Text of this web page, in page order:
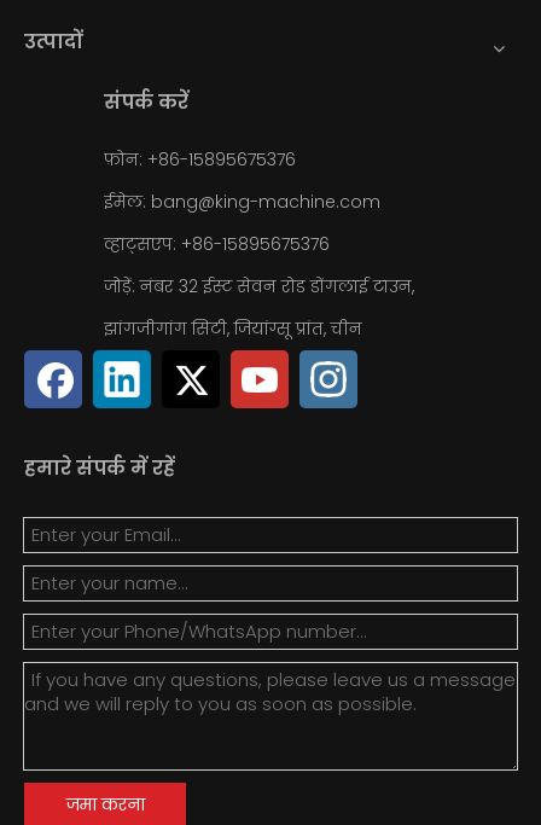
उत्पादों
संपर्क करें
फ़ोन: +86-15895675376
ईमेल: bang@king-machine.com
व्हाट्सएप: +86-15895675376
जोड़ें: नंबर 32 ईस्ट सेवन रोड डोंगलाई टाउन,
झांगजीगांग सिटी, जियांग्सू प्रांत, चीन
हमारे संपर्क में रहें
जमा करना